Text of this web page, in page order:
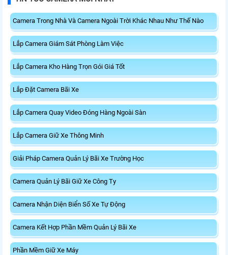
Camera Trong Nhà Và Camera Ngoài Trời Khác Nhau Như Thế Nào
Lắp Camera Giám Sát Phòng Làm Việc
Lắp Camera Kho Hàng Trọn Gói Giá Tốt
Lắp Đặt Camera Bãi Xe
Lắp Camera Quay Video Đóng Hàng Ngoài Sàn
Lắp Camera Giữ Xe Thông Minh
Giải Pháp Camera Quản Lý Bãi Xe Trường Học
Camera Quản Lý Bãi Giữ Xe Công Ty
Camera Nhận Diện Biển Số Xe Tự Động
Camera Kết Hợp Phần Mềm Quản Lý Bãi Xe
Phần Mềm Giữ Xe Máy